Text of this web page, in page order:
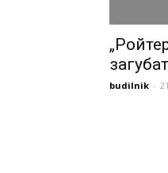
budilnik -